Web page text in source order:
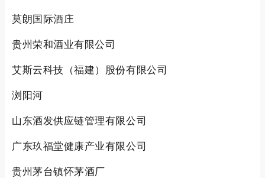
莫朗国际酒庄
贵州荣和酒业有限公司
艾斯云科技（福建）股份有限公司
浏阳河
山东酒发供应链管理有限公司
广东玖福堂健康产业有限公司
贵州茅台镇怀茅酒厂